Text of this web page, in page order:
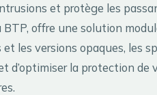
et protège les
BTP, offre une solution
et les versions opaques, les
d’optimiser la protection